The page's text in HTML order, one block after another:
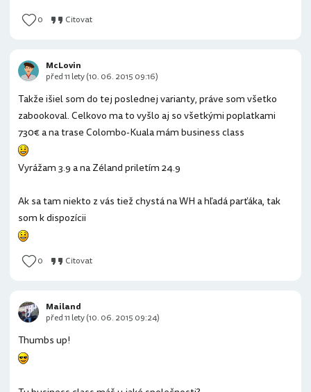
0 Citovat
Takže išiel som do tej poslednej varianty, práve som všetko
zabookoval. Celkovo ma to vyšlo aj so všetkými poplatkami
730€ a na trase Colombo-Kuala mám business class
Vyrážam 3.9 a na Zéland priletím 24.9
Ak sa tam niekto z vás tiež chystá na WH a hľadá parťáka, tak
som k dispozícii
0 Citovat
McLovin
před 11 lety (10. 06. 2015 09:16)
Thumbs up!
Mailand
před 11 lety (10. 06. 2015 09:24)